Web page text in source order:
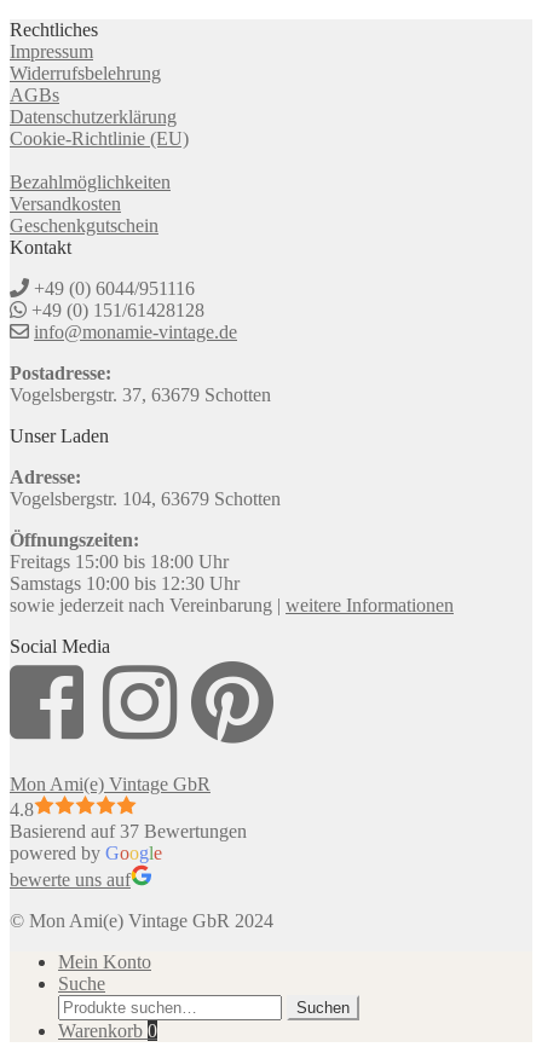
Rechtliches
Impressum
Widerrufsbelehrung
AGBs
Datenschutzerklärung
Cookie-Richtlinie (EU)
Bezahlmöglichkeiten
Versandkosten
Geschenkgutschein
Kontakt
+49 (0) 6044/951116
+49 (0) 151/61428128
info@monamie-vintage.de
Postadresse:
Vogelsbergstr. 37, 63679 Schotten
Unser Laden
Adresse:
Vogelsbergstr. 104, 63679 Schotten
Öffnungszeiten:
Freitags 15:00 bis 18:00 Uhr
Samstags 10:00 bis 12:30 Uhr
sowie jederzeit nach Vereinbarung | weitere Informationen
Social Media
Mon Ami(e) Vintage GbR
4.8
Basierend auf 37 Bewertungen
powered by Google
bewerte uns auf
© Mon Ami(e) Vintage GbR 2024
Mein Konto
Suche
Suche
nach:
Suchen
Warenkorb 0